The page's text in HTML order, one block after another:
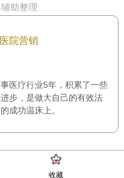
助整理
医院营销
医疗行业5年，积累了一些
步，是做大自己的有效法
成功温床上。
收藏